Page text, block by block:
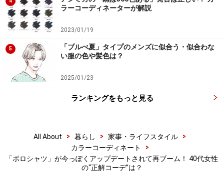
め、ブラック一色でまとめるより抜け感が出ています。
トートバッグとローファーを同じブラックでそろえるこ
とで、コーディネート全体に視覚的なまとまりと重心が
生まれ、散漫な印象を防いでいます。
マーメイドシルエットのポロ襟ワンピース
で軽さと抜け感をプラスする、春夏の定番配色。ワンピ
ースという全身を覆う大きな面積でネイビーを使うこと
で、コーディネートに統一感と落ち着きが自然に生まれ
ラーコーディネーターが解説
2023/01/19
5
「ブルべ夏」タイプのメンズに似合う・似合わな
い服の色や髪色は？
2025/01/23
ランキングをもっと見る
All About > 暮らし > 家事・ライフスタイル
>
カラーコーディネート
>
「ポロシャツ」が今っぽくアップデートされて再ブーム！ 40代女性
の“正解コーデ”は？